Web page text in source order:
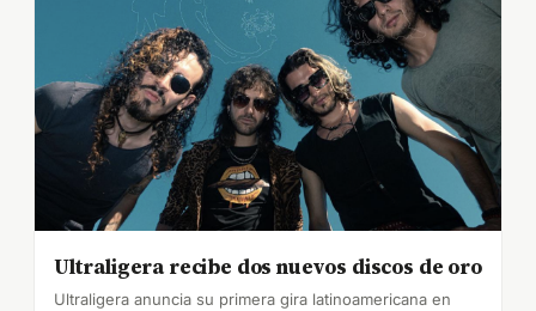
Ultraligera recibe dos nuevos discos de oro
Ultraligera anuncia su primera gira latinoamericana en